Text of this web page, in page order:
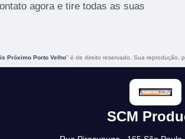
agora e tire todas as suas
Próximo Porto Velho" é de direito reservado. Sua reprodução,
SCM